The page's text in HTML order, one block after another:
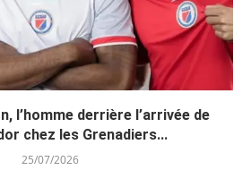
l’homme derrière l’arrivée de
chez les Grenadiers...
25/07/2026